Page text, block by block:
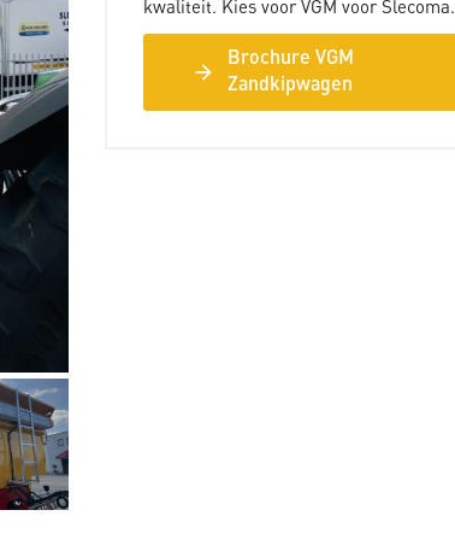
kwaliteit. Kies voor VGM voor Slecoma.
arrow_forward
Brochure VGM
Zandkipwagen